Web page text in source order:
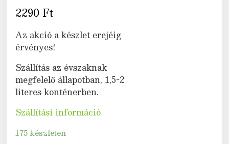
2290Ft
Az akció a készlet erejéig
érvényes!
Szállítás az évszaknak
megfelelő állapotban, 1,5-2
literes konténerben.
Szállítási információ
175 készleten